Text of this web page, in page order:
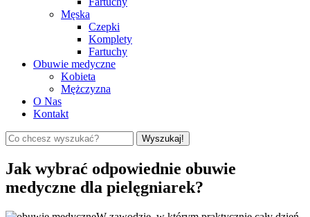
Męska
Czepki
Komplety
Fartuchy
Obuwie medyczne
Kobieta
Mężczyzna
O Nas
Kontakt
Wyszukaj!
Jak wybrać odpowiednie obuwie
medyczne dla pielęgniarek?